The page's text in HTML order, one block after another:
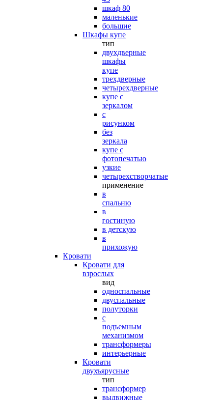
шкаф 80
маленькие
большие
Шкафы купе
тип
двухдверные
шкафы
купе
трехдверные
четырехдверные
купе с
зеркалом
с
рисунком
без
зеркала
купе с
фотопечатью
узкие
четырехстворчатые
применение
в
спальню
в
гостиную
в детскую
в
прихожую
Кровати
Кровати для
взрослых
вид
односпальные
двуспальные
полуторки
с
подъемным
механизмом
трансформеры
интерьерные
Кровати
двухъярусные
тип
трансформер
выдвижные